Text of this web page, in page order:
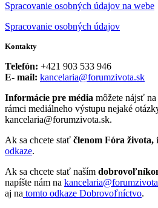
Spracovanie osobných údajov na webe
Spracovanie osobných údajov
Kontakty
Telefón: +421 903 533 946
E- mail: kancelaria@forumzivota.sk
Informácie pre média môžete nájsť na
rámci mediálneho výstupu nejaké
kancelaria@forumzivota.sk.
Ak sa chcete stať členom Fóra života,
odkaze.
Ak sa chcete stať naším
napíšte nám na
aj na tomto odkaze Dobrovoľníctvo.